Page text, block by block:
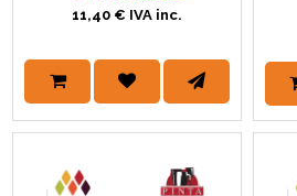
11,40 € IVA inc.